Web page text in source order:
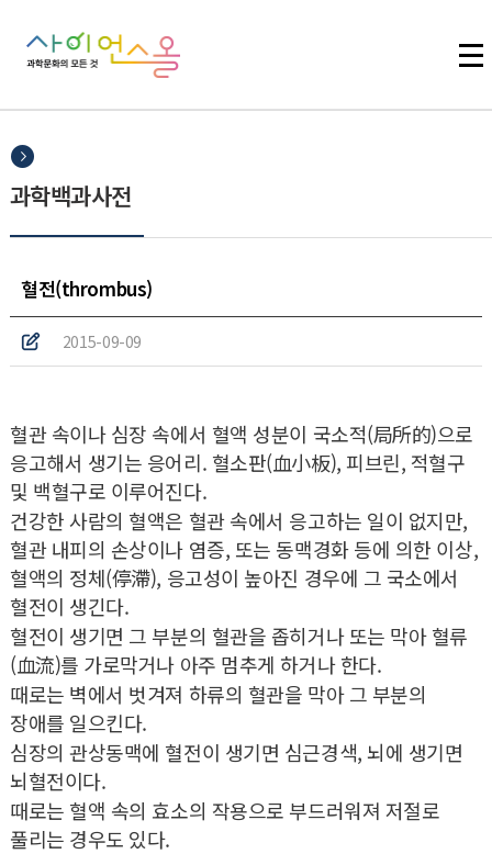
과학백과사전
혈전(thrombus)
2015-09-09
혈관 속이나 심장 속에서 혈액 성분이 국소적(局所的)으로
응고해서 생기는 응어리. 혈소판(血小板), 피브린, 적혈구
및 백혈구로 이루어진다.
건강한 사람의 혈액은 혈관 속에서 응고하는 일이 없지만,
혈관 내피의 손상이나 염증, 또는 동맥경화 등에 의한 이상,
혈액의 정체(停滯), 응고성이 높아진 경우에 그 국소에서
혈전이 생긴다.
혈전이 생기면 그 부분의 혈관을 좁히거나 또는 막아 혈류
(血流)를 가로막거나 아주 멈추게 하거나 한다.
때로는 벽에서 벗겨져 하류의 혈관을 막아 그 부분의
장애를 일으킨다.
심장의 관상동맥에 혈전이 생기면 심근경색, 뇌에 생기면
뇌혈전이다.
때로는 혈액 속의 효소의 작용으로 부드러워져 저절로
풀리는 경우도 있다.